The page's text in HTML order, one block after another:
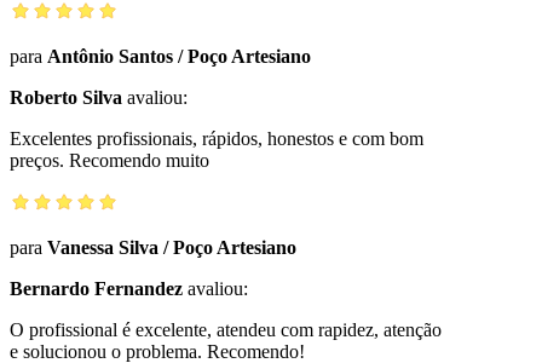
para Antônio Santos /Poço Artesiano
Roberto Silva avaliou:
Excelentes profissionais, rápidos, honestos e com bom
preços. Recomendo muito
para Vanessa Silva /Poço Artesiano
Bernardo Fernandez avaliou:
O profissional é excelente, atendeu com rapidez, atenção
e solucionou o problema. Recomendo!